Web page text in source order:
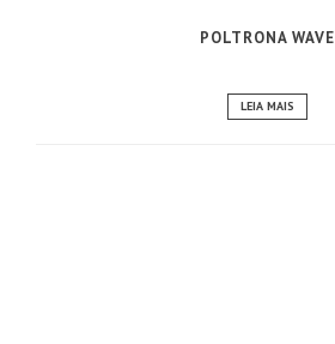
POLTRONA WAVE
LEIA MAIS